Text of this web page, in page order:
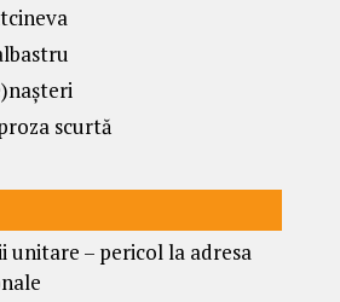
scurtă
unitare – pericol la adresa